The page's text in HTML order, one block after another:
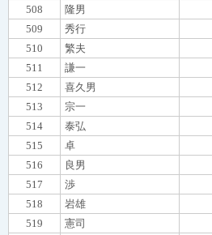
508
隆男
509
秀行
510
繁夫
511
謙一
512
喜久男
513
宗一
514
泰弘
515
卓
516
良男
517
渉
518
岩雄
519
憲司